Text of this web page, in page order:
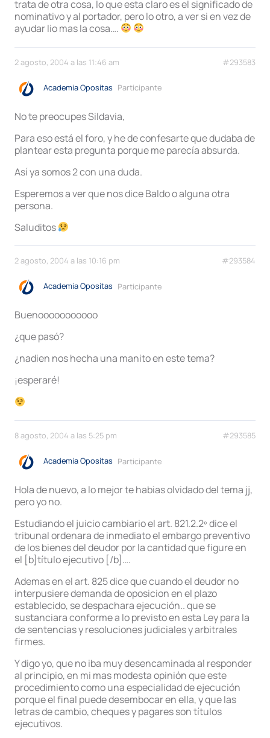
trata de otra cosa, lo que esta claro es el significado de
nominativo y al portador, pero lo otro, a ver si en vez de
ayudar lio mas la cosa….
2 agosto, 2004 a las 11:46 am #293583
Academia Opositas Participante
No te preocupes Sildavia,
Para eso está el foro, y he de confesarte que dudaba de
plantear esta pregunta porque me parecía absurda.
Así ya somos 2 con una duda.
Esperemos a ver que nos dice Baldo o alguna otra
persona.
Saluditos
2 agosto, 2004 a las 10:16 pm #293584
Academia Opositas Participante
Buenooooooooooo
¿que pasó?
¿nadien nos hecha una manito en este tema?
¡esperaré!
8 agosto, 2004 a las 5:25 pm #293585
Academia Opositas Participante
Hola de nuevo, a lo mejor te habias olvidado del tema jj,
pero yo no.
Estudiando el juicio cambiario el art. 821.2.2º dice el
tribunal ordenara de inmediato el embargo preventivo
de los bienes del deudor por la cantidad que figure en
el [b]título ejecutivo [/b]….
Ademas en el art. 825 dice que cuando el deudor no
interpusiere demanda de oposicion en el plazo
establecido, se despachara ejecución.. que se
sustanciara conforme a lo previsto en esta Ley para la
de sentencias y resoluciones judiciales y arbitrales
firmes.
Y digo yo, que no iba muy desencaminada al responder
al principio, en mi mas modesta opinión que este
procedimiento como una especialidad de ejecución
porque el final puede desembocar en ella, y que las
letras de cambio, cheques y pagares son títulos
ejecutivos.